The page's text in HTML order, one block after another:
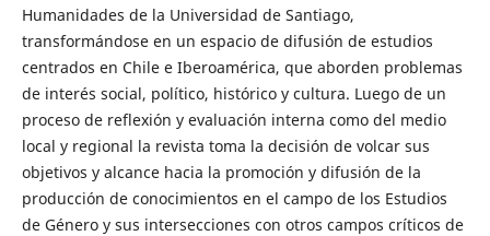
Humanidades de la Universidad de Santiago,
transformándose en un espacio de difusión de estudios
centrados en Chile e Iberoamérica, que aborden problemas
de interés social, político, histórico y cultura. Luego de un
proceso de reflexión y evaluación interna como del medio
local y regional la revista toma la decisión de volcar sus
objetivos y alcance hacia la promoción y difusión de la
producción de conocimientos en el campo de los Estudios
de Género y sus intersecciones con otros campos críticos de